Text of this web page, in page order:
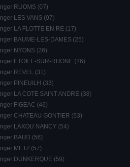
RUOMS (07)
LES VANS (07)
LA FLOTTE EN RE (17)
BAUME-LES-DAMES (25)
NYONS (26)
ETOILE-SUR-RHONE (26)
REVEL (31)
PINEUILH (33)
LA COTE SAINT ANDRE (38)
FIGEAC (46)
CHATEAU GONTIER (53)
LAXOU NANCY (54)
BAUD (56)
METZ (57)
DUNKERQUE (59)